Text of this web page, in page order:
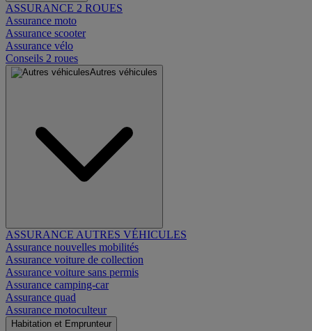
ASSURANCE 2 ROUES
Assurance moto
Assurance scooter
Assurance vélo
Conseils 2 roues
Autres véhicules
ASSURANCE AUTRES VÉHICULES
Assurance nouvelles mobilités
Assurance voiture de collection
Assurance voiture sans permis
Assurance camping-car
Assurance quad
Assurance motoculteur
Habitation et Emprunteur